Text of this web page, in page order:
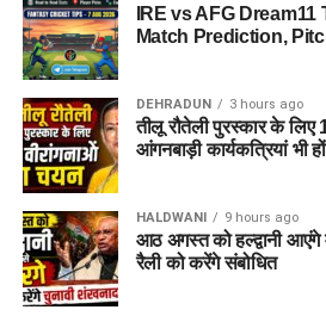
IRE vs AFG Dream11
Match Prediction,
DEHRADUN 3 hours ago
तीलू रौतेली पुरस्कार के लिए
आंगनबाड़ी कार्यकत्रियां भी
HALDWANI 9 hours ago
आठ अगस्त को हल्द्वानी आएंगे
रैली को करेंगे संबोधित